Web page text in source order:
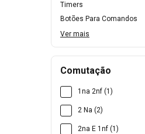
Timers
Botões Para Comandos
Ver mais
Comutação
1na 2nf (1)
2 Na (2)
2na E 1nf (1)